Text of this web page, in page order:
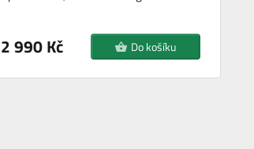
2 990 Kč Do košíku